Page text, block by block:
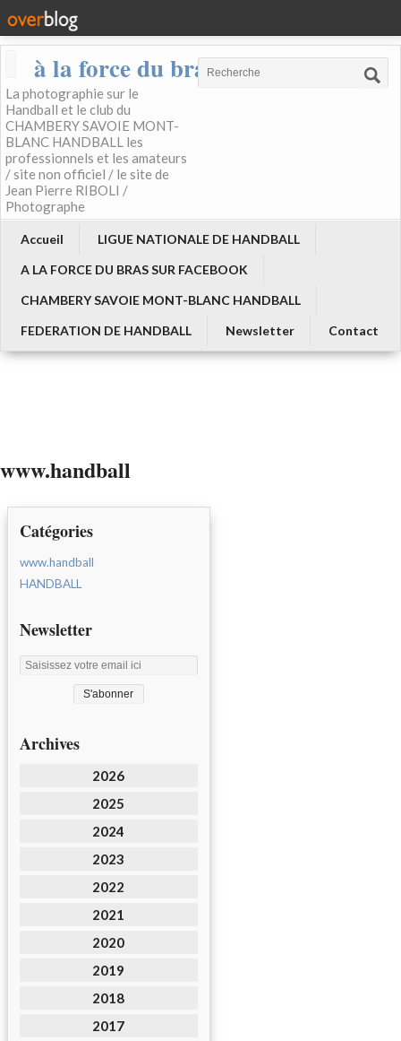
à la force du bras
La photographie sur le
Handball et le club du
CHAMBERY SAVOIE MONT-
BLANC HANDBALL les
professionnels et les amateurs
/ site non officiel / le site de
Jean Pierre RIBOLI /
Photographe
Accueil
LIGUE NATIONALE DE HANDBALL
A LA FORCE DU BRAS SUR FACEBOOK
CHAMBERY SAVOIE MONT-BLANC HANDBALL
FEDERATION DE HANDBALL
Newsletter Contact
www.handball
Catégories
www.handball
HANDBALL
Newsletter
Archives
2026
2025
2024
2023
2022
2021
2020
2019
2018
2017